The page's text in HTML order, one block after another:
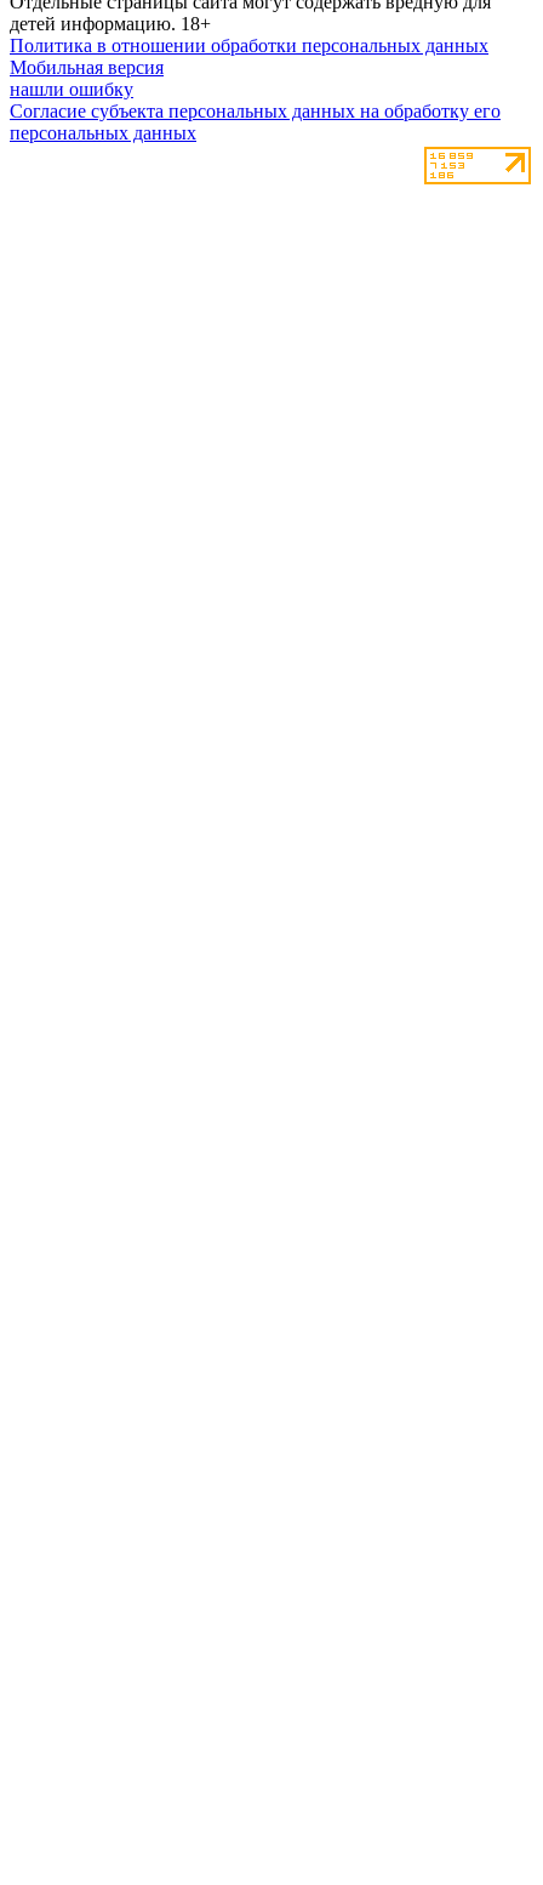
детей информацию. 18+
Политика в отношении обработки персональных данных
Мобильная версия
нашли ошибку
Согласие субъекта персональных данных на обработку его
персональных данных